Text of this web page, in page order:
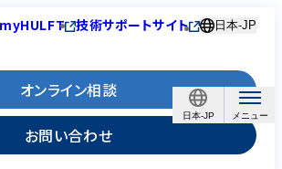
日本-JP
myHULFT 技術サポートサイト 日本-JP
オンライン相談
お問い合わせ